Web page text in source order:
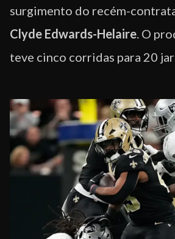
surgimento do recém-
Clyde Edwards-Helaire. O
teve cinco corridas para 20